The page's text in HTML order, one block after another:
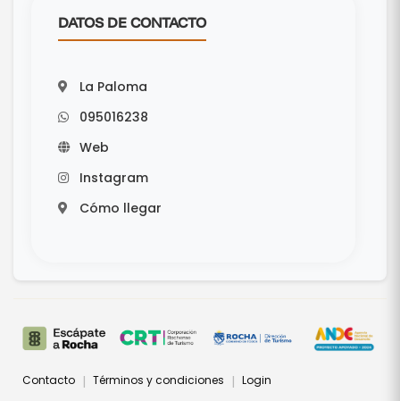
DATOS DE CONTACTO
La Paloma
095016238
Web
Instagram
Cómo llegar
Contacto Términos y condiciones Login